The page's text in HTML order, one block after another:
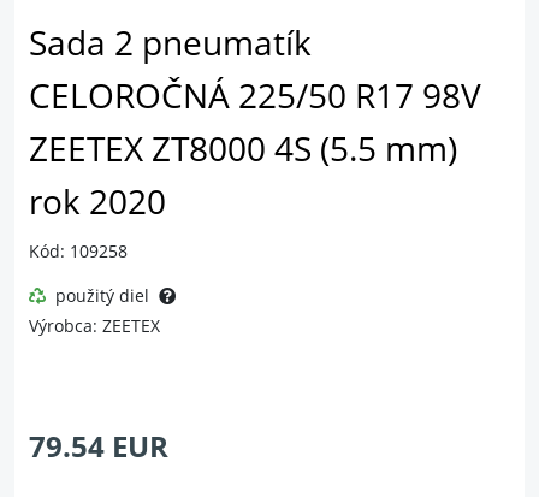
Sada 2 pneumatík
CELOROČNÁ 225/50 R17 98V
ZEETEX ZT8000 4S (5.5 mm)
rok 2020
Kód: 109258
použitý diel
Výrobca: ZEETEX
79.54 EUR